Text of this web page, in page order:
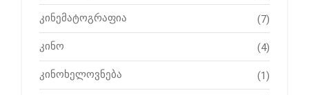
კინემატოგრაფია (7)
კინო (4)
კინოხელოვნება (1)